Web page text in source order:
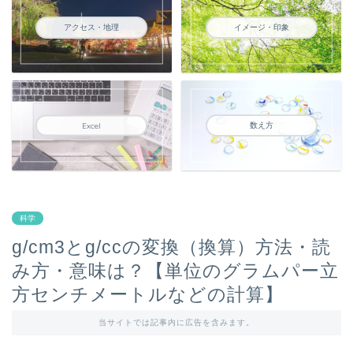
アクセス・地理 イメージ・印象
Excel 数え方
科学
g/cm3とg/ccの変換（換算）方法・読
み方・意味は？【単位のグラムパー立
方センチメートルなどの計算】
当サイトでは記事内に広告を含みます。